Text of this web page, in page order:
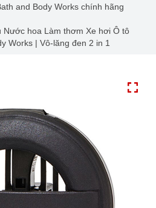
and Body Works chính hãng
Nước hoa Làm thơm Xe hơi Ô tô
Works | Vô-lăng đen 2 in 1